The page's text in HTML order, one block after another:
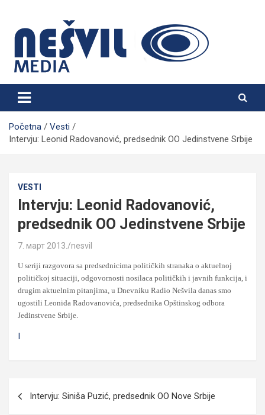
content
Nešvil Media Bogatić
Početna
Vesti
Intervju: Leonid Radovanović, predsednik OO Jedinstvene Srbije
VESTI
Intervju: Leonid Radovanović,
predsednik OO Jedinstvene Srbije
7. март 2013. nesvil
U seriji razgovora sa predsednicima političkih stranaka o aktuelnoj
političkoj situaciji, odgovornosti nosilaca političkih i javnih funkcija, i
drugim aktuelnim pitanjima, u Dnevniku Radio Nešvila danas smo
ugostili Leonida Radovanovića, predsednika Opštinskog odbora
Jedinstvene Srbije.
I
чланка
Intervju: Siniša Puzić, predsednik OO Nove Srbije